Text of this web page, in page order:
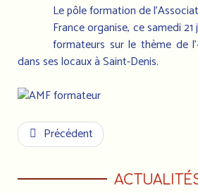
Le pôle formation de
France organise, ce samedi
formateurs sur le thème de
dans ses locaux à Saint-Denis.
Précédent